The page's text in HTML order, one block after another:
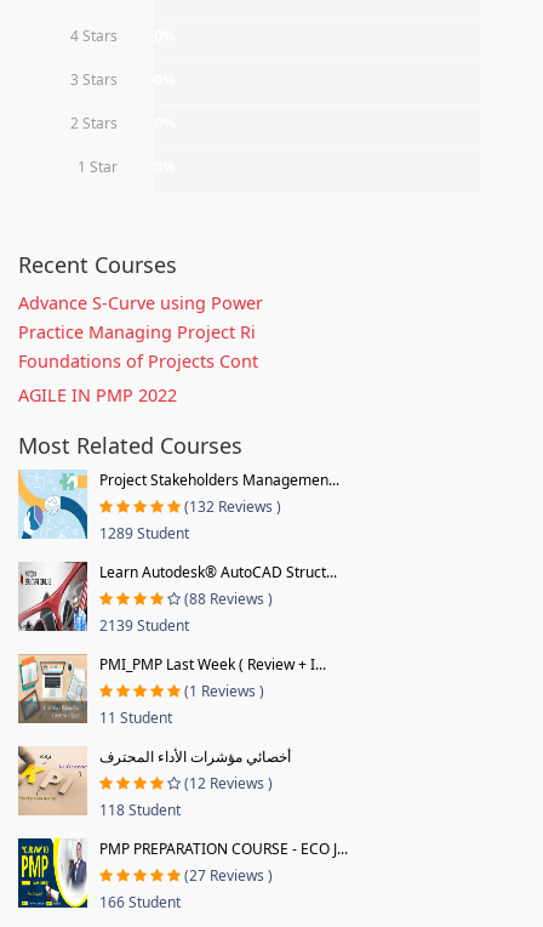
4 Stars
3 Stars
2 Stars
1 Star
Recent Courses
Advance S-Curve using Power
Practice Managing Project Ri
Foundations of Projects Cont
AGILE IN PMP 2022
Most Related Courses
Project Stakeholders Managemen...
(132 Reviews )
1289 Student
Learn Autodesk® AutoCAD Struct...
(88 Reviews )
2139 Student
PMI_PMP Last Week ( Review + I...
(1 Reviews )
11 Student
أخصائي مؤشرات الأداء المحترف
(12 Reviews )
118 Student
PMP PREPARATION COURSE - ECO J...
(27 Reviews )
166 Student